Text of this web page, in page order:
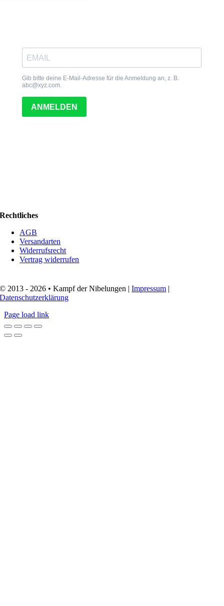
Rechtliches
AGB
Versandarten
Widerrufsrecht
Vertrag widerrufen
© 2013 - 2026 • Kampf der Nibelungen |Impressum |
Datenschutzerklärung
Page load link